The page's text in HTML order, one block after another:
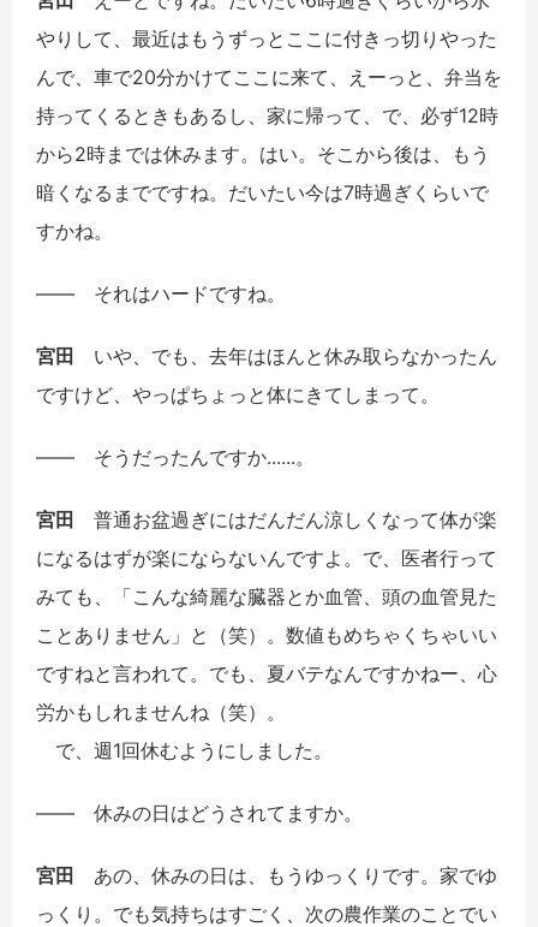
やりして、最近はもうずっとここに付きっ切りやった
んで、車で20分かけてここに来て、えーっと、弁当を
持ってくるときもあるし、家に帰って、で、必ず12時
から2時までは休みます。はい。そこから後は、もう
暗くなるまでですね。だいたい今は7時過ぎくらいで
すかね。
―― それはハードですね。
宮田 いや、でも、去年はほんと休み取らなかったん
ですけど、やっぱちょっと体にきてしまって。
―― そうだったんですか......。
宮田 普通お盆過ぎにはだんだん涼しくなって体が楽
になるはずが楽にならないんですよ。で、医者行って
みても、「こんな綺麗な臓器とか血管、頭の血管見た
ことありません」と（笑）。数値もめちゃくちゃいい
ですねと言われて。でも、夏バテなんですかねー、心
労かもしれませんね（笑）。
で、週1回休むようにしました。
―― 休みの日はどうされてますか。
宮田 あの、休みの日は、もうゆっくりです。家でゆ
っくり。でも気持ちはすごく、次の農作業のことでい